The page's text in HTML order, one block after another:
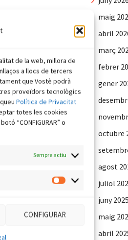
de la web, millora de
a llocs de tercers
que Vostè podrà
proveïdors tecnològics
Política de Privacitat
totes les cookies
“CONFIGURAR” o
Sempre actiu
Màrqueting
CONFIGURAR
maig
abril
març
febrer
gener
octubre
agost
juliol
juny 2025
maig
abril